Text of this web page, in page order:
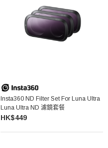
Insta360 ND Filter Set For Luna Ultra
Luna Ultra ND 濾鏡套餐
HK$449